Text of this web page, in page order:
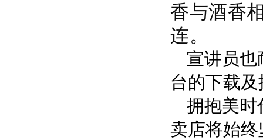
香与酒香
连。
宣讲员也
台的下载
拥抱美时
卖店将始终